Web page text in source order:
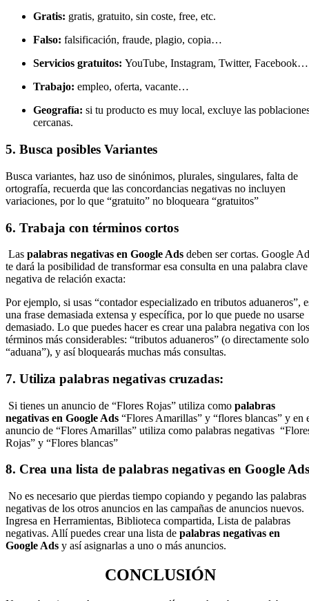
Gratis: gratis, gratuito, sin coste, free, etc.
Falso: falsificación, fraude, plagio, copia…
Servicios gratuitos: YouTube, Instagram, Twitter, Facebook…
Trabajo: empleo, oferta, vacante…
Geografía: si tu producto es muy local, excluye las
cercanas.
5. Busca posibles Variantes
Busca variantes, haz uso de sinónimos, plurales, singulares, falta de
ortografía, recuerda que las concordancias negativas no incluyen
variaciones, por lo que “gratuito” no bloqueara “gratuitos”
6. Trabaja con términos cortos
Las palabras negativas en Google Ads deben ser cortas. Google
te dará la posibilidad de transformar esa consulta en una palabra clave
negativa de relación exacta:
Por ejemplo, si usas “contador especializado en tributos aduaneros”,
una frase demasiada extensa y específica, por lo que puede no usarse
demasiado. Lo que puedes hacer es crear una palabra negativa con los
términos más considerables: “tributos aduaneros” (o directamente solo
“aduana”), y así bloquearás muchas más consultas.
7. Utiliza palabras negativas cruzadas:
Si tienes un anuncio de “Flores Rojas” utiliza como palabras
negativas en Google Ads “Flores Amarillas” y “flores blancas” y en
anuncio de “Flores Amarillas” utiliza como palabras negativas
Rojas” y “Flores blancas”
8. Crea una lista de palabras negativas en Google Ads
No es necesario que pierdas tiempo copiando y pegando las palabras
negativas de los otros anuncios en las campañas de anuncios nuevos.
Ingresa en Herramientas, Biblioteca compartida, Lista de palabras
negativas. Allí puedes crear una lista de palabras negativas en
Google Ads y así asignarlas a uno o más anuncios.
CONCLUSIÓN